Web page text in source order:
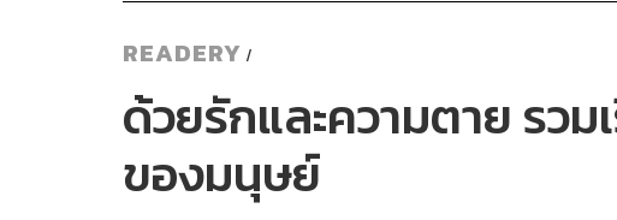
READERY /
ด้วยรักและความตาย รว
ของมนุษย์